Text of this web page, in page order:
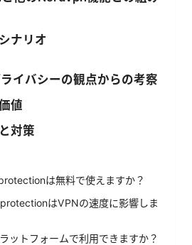
ナリオ
イバシーの観点からの考察
値
対策
は無料で使えますか？
はVPNの速度に影響しま
ットフォームで利用できますか？